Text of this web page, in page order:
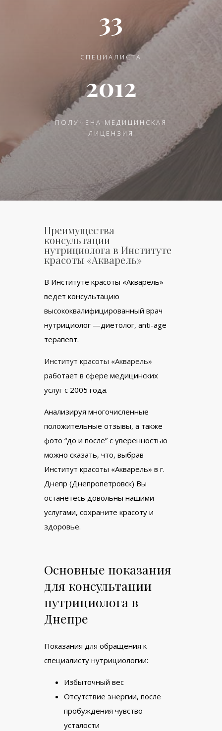
33
СПЕЦИАЛИСТА
2012
ПОЛУЧЕНА МЕДИЦИНСКАЯ
ЛИЦЕНЗИЯ
Преимущества
консультации
нутрициолога в Институте
красоты «Акварель»
В Институте красоты «Акварель»
ведет консультацию
высококвалифицированный врач
нутрициолог —диетолог, anti-age
терапевт.
Институт красоты «Акварель»
работает в сфере медицинских
услуг с 2005 года.
Анализируя многочисленные
положительные отзывы, а также
фото “до и после” с уверенностью
можно сказать, что, выбрав
Институт красоты «Акварель» в г.
Днепр (Днепропетровск) Вы
останетесь довольны нашими
услугами, сохраните красоту и
здоровье.
Основные показания
для консультации
нутрициолога в
Днепре
Показания для обращения к
специалисту нутрициологии:
Избыточный вес
Отсутствие энергии, после
пробуждения чувство
усталости